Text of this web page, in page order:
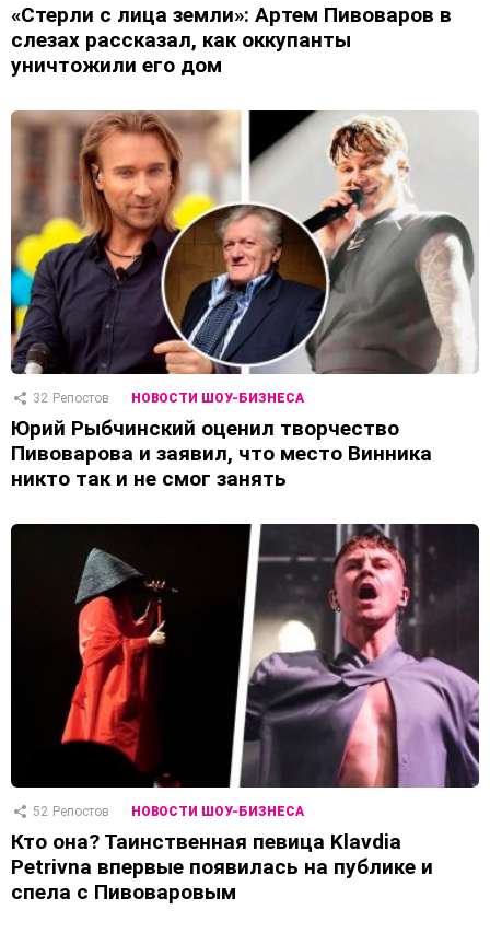
«Стерли с лица земли»: Артем Пивоваров в
слезах рассказал, как оккупанты
уничтожили его дом
32 Репостов НОВОСТИ ШОУ-БИЗНЕСА
Юрий Рыбчинский оценил творчество
Пивоварова и заявил, что место Винника
никто так и не смог занять
52 Репостов НОВОСТИ ШОУ-БИЗНЕСА
Кто она? Таинственная певица Klavdia
Petrivna впервые появилась на публике и
спела с Пивоваровым